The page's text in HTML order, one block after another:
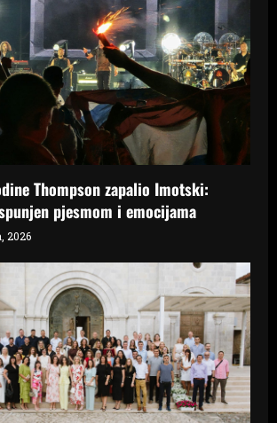
Thompson zapalio Imotski:
pjesmom i emocijama
2026